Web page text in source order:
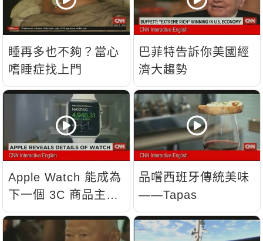
睡再多也不夠？當心
嗜睡症找上門
巴菲特告訴你美國經
濟大趨勢
Apple Watch 能成為
下一個 3C 商品主
流？
品嚐西班牙傳統美味
——Tapas